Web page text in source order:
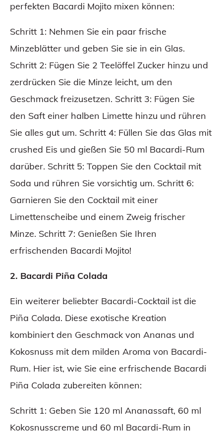
perfekten Bacardi Mojito mixen können:
Schritt 1: Nehmen Sie ein paar frische
Minzeblätter und geben Sie sie in ein Glas.
Schritt 2: Fügen Sie 2 Teelöffel Zucker hinzu und
zerdrücken Sie die Minze leicht, um den
Geschmack freizusetzen. Schritt 3: Fügen Sie
den Saft einer halben Limette hinzu und rühren
Sie alles gut um. Schritt 4: Füllen Sie das Glas mit
crushed Eis und gießen Sie 50 ml Bacardi-Rum
darüber. Schritt 5: Toppen Sie den Cocktail mit
Soda und rühren Sie vorsichtig um. Schritt 6:
Garnieren Sie den Cocktail mit einer
Limettenscheibe und einem Zweig frischer
Minze. Schritt 7: Genießen Sie Ihren
erfrischenden Bacardi Mojito!
2. Bacardi Piña Colada
Ein weiterer beliebter Bacardi-Cocktail ist die
Piña Colada. Diese exotische Kreation
kombiniert den Geschmack von Ananas und
Kokosnuss mit dem milden Aroma von Bacardi-
Rum. Hier ist, wie Sie eine erfrischende Bacardi
Piña Colada zubereiten können:
Schritt 1: Geben Sie 120 ml Ananassaft, 60 ml
Kokosnusscreme und 60 ml Bacardi-Rum in